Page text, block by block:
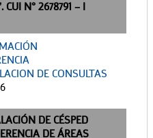
N° 2678791 – I
DE CONSULTAS
DE CÉSPED
DE ÁREAS